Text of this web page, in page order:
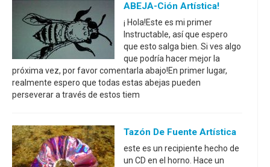
ABEJA-Ción Artística!
¡ Hola!Este es mi primer
Instructable, así que espero
que esto salga bien. Si ves algo
que podría hacer mejor la
próxima vez, por favor comentarla abajo!En primer lugar,
realmente espero que todas estas abejas pueden
perseverar a través de estos tiem
Tazón De Fuente Artística
este es un recipiente hecho de
un CD en el horno. Hace un